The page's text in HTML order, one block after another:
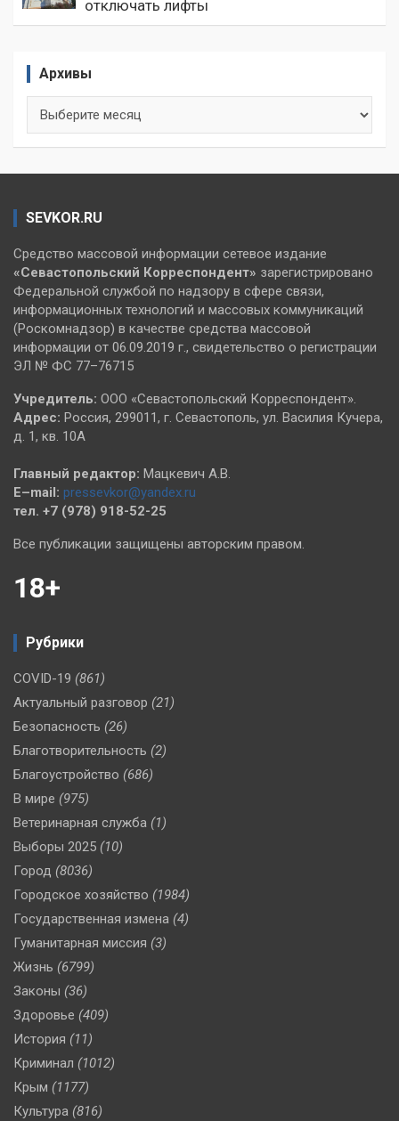
отключать лифты
Архивы
SEVKOR.RU
Средство массовой информации сетевое издание
«Севастопольский Корреспондент» зарегистрировано
Федеральной службой по надзору в сфере связи,
информационных технологий и массовых коммуникаций
(Роскомнадзор) в качестве средства массовой
информации от 06.09.2019 г., свидетельство о регистрации
ЭЛ № ФС 77–76715
Учредитель: ООО «Севастопольский Корреспондент».
Адрес: Россия, 299011, г. Севастополь, ул. Василия Кучера,
д. 1, кв. 10А
Главный редактор: Мацкевич А.В.
E–mail: pressevkor@yandex.ru
тел. +7 (978) 918-52-25
Все публикации защищены авторским правом.
18+
Рубрики
COVID-19 (861)
Актуальный разговор (21)
Безопасность (26)
Благотворительность (2)
Благоустройство (686)
В мире (975)
Ветеринарная служба (1)
Выборы 2025 (10)
Город (8036)
Городское хозяйство (1984)
Государственная измена (4)
Гуманитарная миссия (3)
Жизнь (6799)
Законы (36)
Здоровье (409)
История (11)
Криминал (1012)
Крым (1177)
Культура (816)